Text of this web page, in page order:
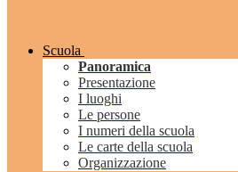
Scuola
Panoramica
Presentazione
I luoghi
Le persone
I numeri della scuola
Le carte della scuola
Organizzazione